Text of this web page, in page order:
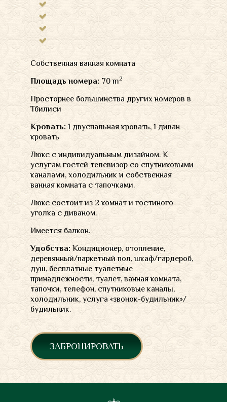
Собственная ванная комната
Площадь номера: 70 m2
Просторнее большинства других номеров в
Тбилиси
Кровать: 1 двуспальная кровать, 1 диван-
кровать
Люкс с индивидуальным дизайном. К
услугам гостей телевизор со спутниковыми
каналами, холодильник и собственная
ванная комната с тапочками.
Люкс состоит из 2 комнат и гостиного
уголка с диваном.
Имеется балкон.
Удобства: Кондиционер, отопление,
деревянный/паркетный пол,шкаф/гардероб,
душ,бесплатные туалетные
принадлежности, туалет, ванная комната,
тапочки, телефон, спутниковые каналы,
холодильник, услуга «звонок-будильник»/
будильник.
ЗАБРОНИРОВАТЬ